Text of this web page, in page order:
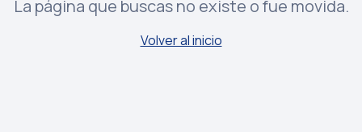
La página que buscas no existe o fue movida.
Volver al inicio